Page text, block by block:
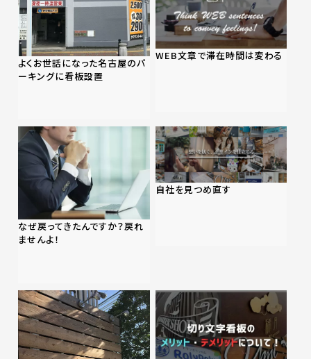
よくお世話になった名古屋のパ
ーキングに看板設置
WEB文章で滞在時間は変わる
なぜ戻ってきたんですか？戻れ
ませんよ！
自社を見つめ直す